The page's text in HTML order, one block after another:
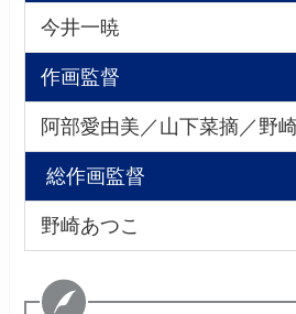
今井一暁
作画監督
阿部愛由美／山下菜摘／野
総作画監督
野崎あつこ